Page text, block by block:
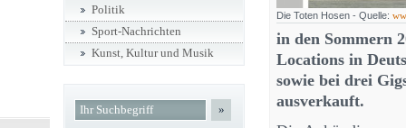
Die Toten Hosen - Quelle:
in den Sommern
Locations in
sowie bei drei
ausverkauft.
Politik
Sport-Nachrichten
Kunst, Kultur und Musik
»